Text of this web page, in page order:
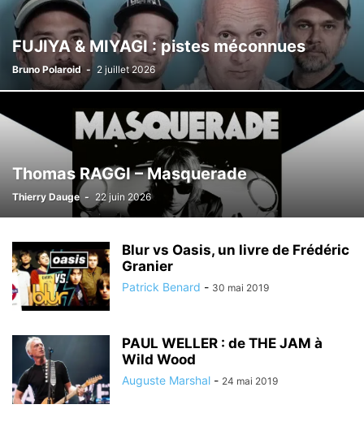
FUJIYA & MIYAGI : pistes méconnues
Bruno Polaroid - 2 juillet 2026
Thomas RAGGI – Masquerade
Thierry Dauge - 22 juin 2026
Blur vs Oasis, un livre de Frédéric
Granier
Patrick Benard - 30 mai 2019
PAUL WELLER : de THE JAM à
Wild Wood
Auguste Marshal - 24 mai 2019